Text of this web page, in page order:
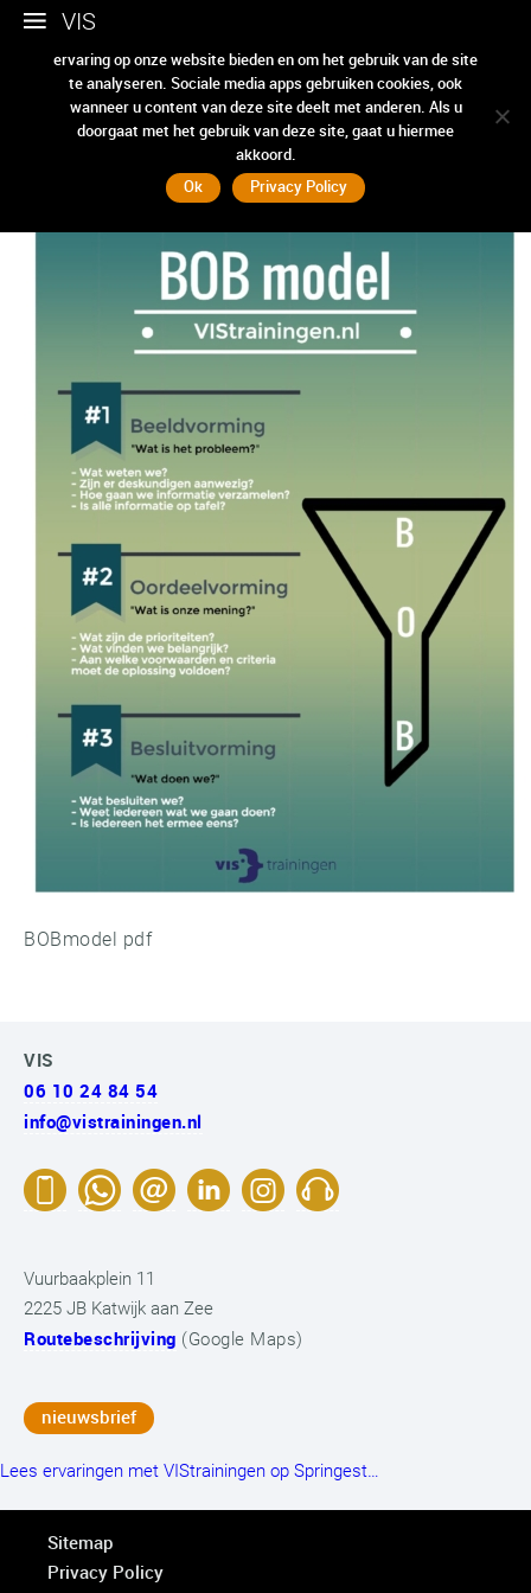
VIS
BOBmodel pdf
BOBmodel pdf
VIS
06 10 24 84 54
info@vistrainingen.nl
Vuurbaakplein 11
2225 JB Katwijk aan Zee
Routebeschrijving (Google Maps)
nieuwsbrief
Lees ervaringen met VIStrainingen op Springest…
Sitemap
Privacy Policy
Wij gebruiken cookies om ervoor te zorgen dat we u de beste
ervaring op onze website bieden en om het gebruik van de site
te analyseren. Sociale media apps gebruiken cookies, ook
wanneer u content van deze site deelt met anderen. Als u
doorgaat met het gebruik van deze site, gaat u hiermee
akkoord.
Ok
Privacy Policy